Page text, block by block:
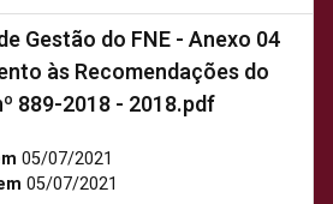
Gestão do FNE - Anexo 04
às Recomendações do
889-2018 - 2018.pdf
05/07/2021
05/07/2021